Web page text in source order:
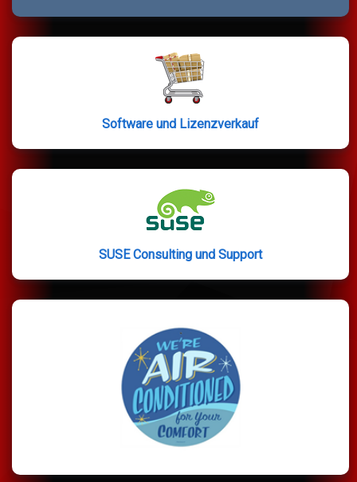
Software und Lizenzverkauf
SUSE Consulting und Support